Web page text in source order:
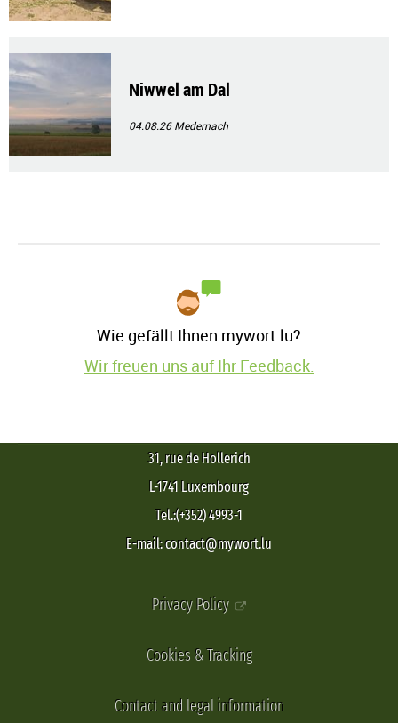
Niwwel am Dal
04.08.26Medernach
Wie gefällt Ihnen mywort.lu?
Wir freuen uns auf Ihr Feedback.
31, rue de Hollerich
L-1741 Luxembourg
Tel.:(+352) 4993-1
E-mail: contact@mywort.lu
Privacy Policy
Cookies & Tracking
Contact and legal information